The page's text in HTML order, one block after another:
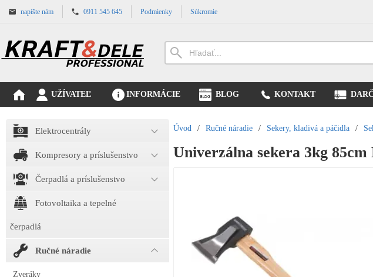
napíšte nám 0911 545 645 Podmienky Súkromie
UŽÍVATEĽ INFORMÁCIE BLOG KONTAKT
Elektrocentrály
Kompresory a príslušenstvo
Čerpadlá a príslušenstvo
Fotovoltaika a tepelné
čerpadlá
Ručné náradie
Zveráky
Úvod / Ručné náradie / Sekery, kladivá a páčidla /
Univerzálna sekera 3kg 85cm